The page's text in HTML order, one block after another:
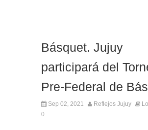
Básquet. Jujuy
participará del
Pre-Federal de
Sep 02, 2021 Reflejos Jujuy
0